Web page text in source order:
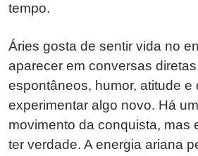
tempo.
Áries gosta de sentir vida no
aparecer em conversas
espontâneos, humor, atitude e
experimentar algo novo. Há
movimento da conquista, mas
ter verdade. A energia ariana